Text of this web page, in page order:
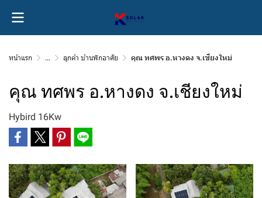
หน้าแรก ... ลูกค้า บ้านพักอาศัย คุณ ทศพร อ.หางดง จ.เชียงใหม่
คุณ ทศพร อ.หางดง จ.เชียงใหม่
Hybird 16Kw